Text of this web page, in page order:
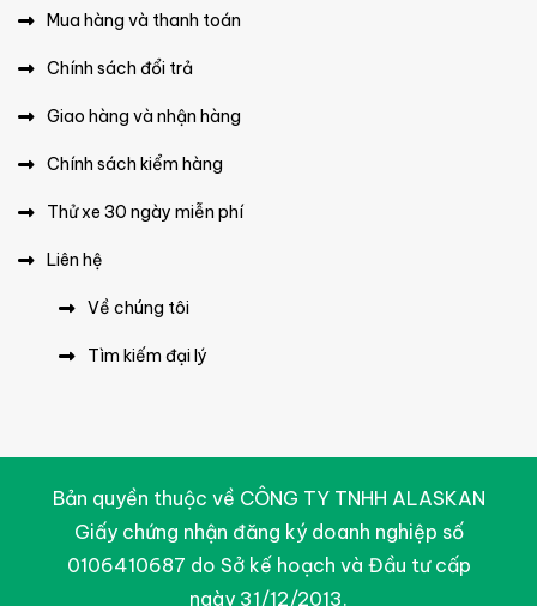
Mua hàng và thanh toán
Chính sách đổi trả
Giao hàng và nhận hàng
Chính sách kiểm hàng
Thử xe 30 ngày miễn phí
Liên hệ
Về chúng tôi
Tìm kiếm đại lý
Bản quyền thuộc về CÔNG TY TNHH ALASKAN
Giấy chứng nhận đăng ký doanh nghiệp số
0106410687 do Sở kế hoạch và Đầu tư cấp
ngày 31/12/2013.